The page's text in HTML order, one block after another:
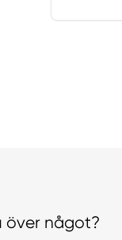
över något?